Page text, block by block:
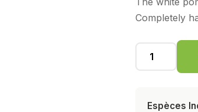
Completely
Espèces